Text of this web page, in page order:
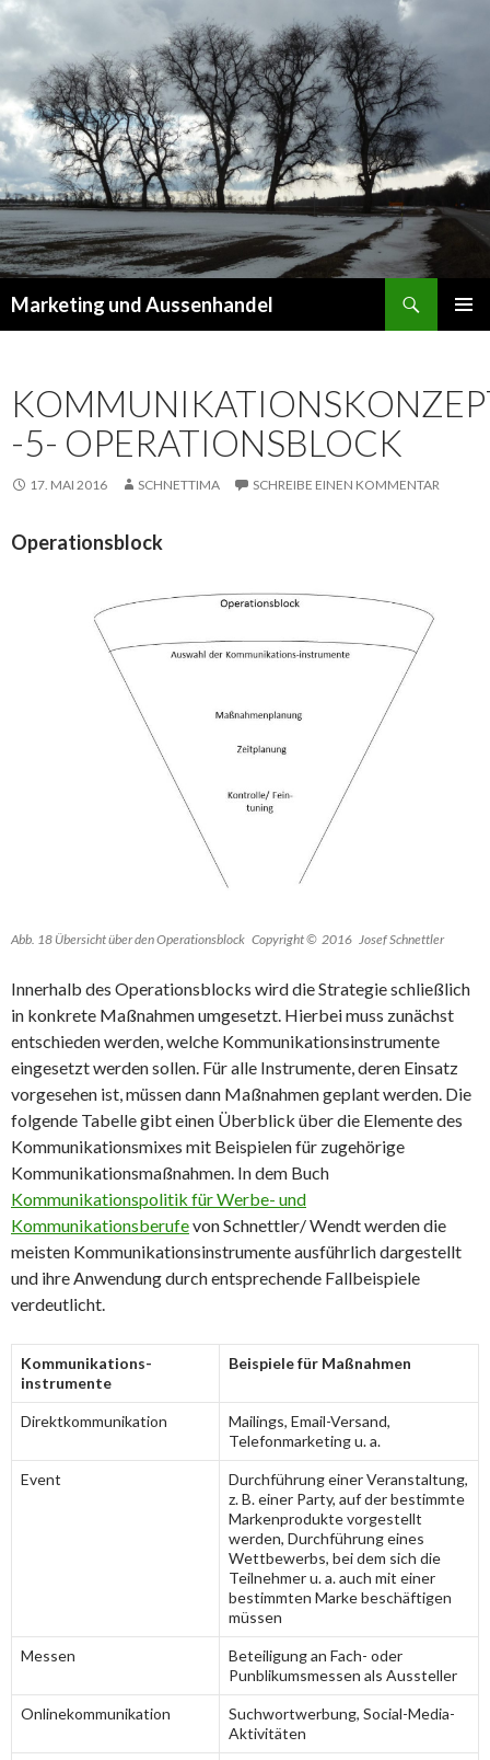
Marketing und Aussenhandel
-5- OPERATIONSBLOCK
17. MAI 2016 SCHNETTIMA SCHREIBE EINEN KOMMENTAR
Operationsblock
Abb. 18 Übersicht über den Operationsblock Copyright © 2016 Josef Schnettler
Innerhalb des Operationsblocks wird die Strategie schließlich
in konkrete Maßnahmen umgesetzt. Hierbei muss zunächst
entschieden werden, welche Kommunikationsinstrumente
eingesetzt werden sollen. Für alle Instrumente, deren Einsatz
vorgesehen ist, müssen dann Maßnahmen geplant werden. Die
folgende Tabelle gibt einen Überblick über die Elemente des
Kommunikationsmixes mit Beispielen für zugehörige
Kommunikationsmaßnahmen. In dem Buch
Kommunikationspolitik für Werbe- und
Kommunikationsberufevon Schnettler/ Wendt werden die
meisten Kommunikationsinstrumente ausführlich dargestellt
und ihre Anwendung durch entsprechende Fallbeispiele
verdeutlicht.
Kommunikations-
instrumente
Beispiele für Maßnahmen
Direktkommunikation
Mailings, Email-Versand,
Telefonmarketing u. a.
Event
Durchführung einer Veranstaltung,
z. B. einer Party, auf der bestimmte
Markenprodukte vorgestellt
werden, Durchführung eines
Wettbewerbs, bei dem sich die
Teilnehmer u. a. auch mit einer
bestimmten Marke beschäftigen
müssen
Messen
Beteiligung an Fach- oder
Punblikumsmessen als Aussteller
Onlinekommunikation
Suchwortwerbung, Social-Media-
Aktivitäten